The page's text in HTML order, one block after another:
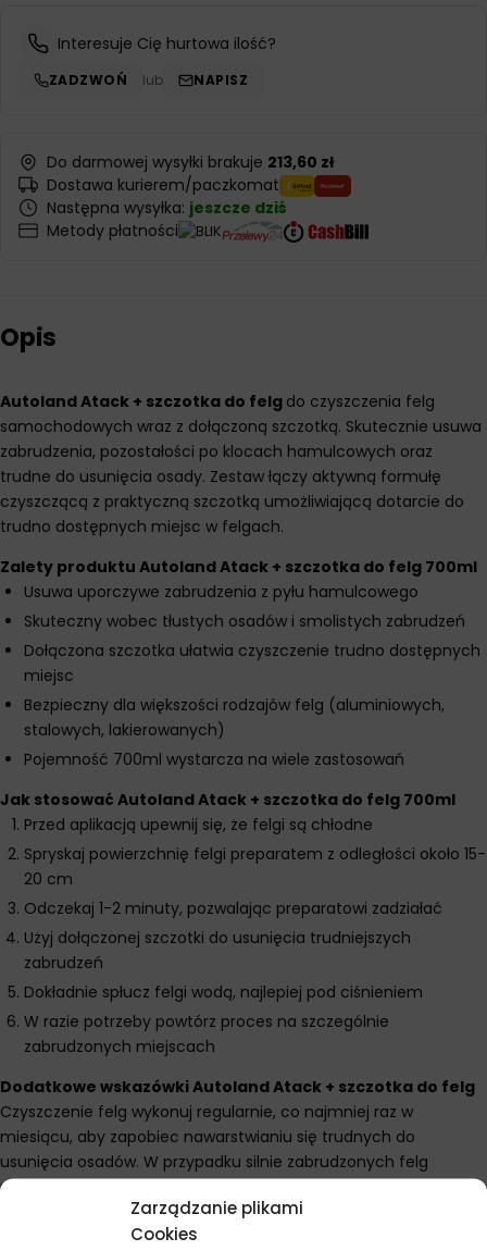
Zarządzanie plikami
Cookies
Interesuje Cię hurtowa ilość?
ZADZWOŃ lub NAPISZ
Do darmowej wysyłki brakuje 213,60 zł
Dostawa kurierem/paczkomat
Następna wysyłka: jeszcze dziś
Metody płatności
Opis
Autoland Atack + szczotka do felg do czyszczenia felg
samochodowych wraz z dołączoną szczotką. Skutecznie usuwa
zabrudzenia, pozostałości po klocach hamulcowych oraz
trudne do usunięcia osady. Zestaw łączy aktywną formułę
czyszczącą z praktyczną szczotką umożliwiającą dotarcie do
trudno dostępnych miejsc w felgach.
Zalety produktu Autoland Atack + szczotka do felg 700ml
Usuwa uporczywe zabrudzenia z pyłu hamulcowego
Skuteczny wobec tłustych osadów i smolistych zabrudzeń
Dołączona szczotka ułatwia czyszczenie trudno dostępnych
miejsc
Bezpieczny dla większości rodzajów felg (aluminiowych,
stalowych, lakierowanych)
Pojemność 700ml wystarcza na wiele zastosowań
Jak stosować Autoland Atack + szczotka do felg 700ml
Przed aplikacją upewnij się, że felgi są chłodne
Spryskaj powierzchnię felgi preparatem z odległości około 15-
20 cm
Odczekaj 1-2 minuty, pozwalając preparatowi zadziałać
Użyj dołączonej szczotki do usunięcia trudniejszych
zabrudzeń
Dokładnie spłucz felgi wodą, najlepiej pod ciśnieniem
W razie potrzeby powtórz proces na szczególnie
zabrudzonych miejscach
Dodatkowe wskazówki Autoland Atack + szczotka do felg
Czyszczenie felg wykonuj regularnie, co najmniej raz w
miesiącu, aby zapobiec nawarstwianiu się trudnych do
usunięcia osadów. W przypadku silnie zabrudzonych felg
możesz wydłużyć czas działania preparatu do 3-4 minut, ale nie
dopuszczaj do jego wyschnięcia. Po umyciu felg warto
zastosować wosk lub powłokę ochronną, co ułatwi późniejsze